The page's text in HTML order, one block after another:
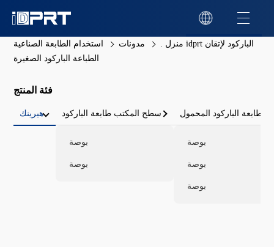
منزل . مدونات
استخدام الطابعة الصناعية idprt الباركود لإتقان
الطباعة الباركود الصغيرة
فئة المنتج
هيرينك سطح المكتب طابعة الباركود
بوصة
بوصة
طابعة الباركود المحمول
بوصة
بوصة
بوصة